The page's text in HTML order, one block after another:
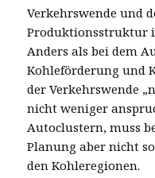
Verkehrswende und
Produktionsstruktur
Anders als bei dem
Kohleförderung und
der Verkehrswende
nicht weniger
Autoclustern, muss
Planung aber nicht
den Kohleregionen.